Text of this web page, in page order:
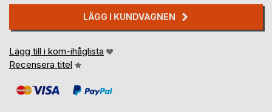
LÄGG I KUNDVAGNEN
Lägg till i kom-ihåglista
Recensera titel